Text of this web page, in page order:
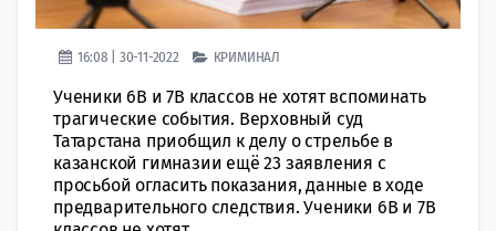
16:08 | 30-11-2022 КРИМИНАЛ
Ученики 6В и 7В классов не хотят вспоминать
трагические события. Верховный суд
Татарстана приобщил к делу о стрельбе в
казанской гимназии ещё 23 заявления с
просьбой огласить показания, данные в ходе
предварительного следствия. Ученики 6В и 7В